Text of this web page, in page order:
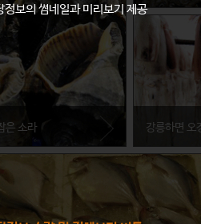
경상남도 거
거제에서 생
엄격한 심사
된다.
은 소라 강릉하면 오
강원도 강릉시
강릉지역 동
히는 오징어
정보의 썸네일과 미리보기 제공